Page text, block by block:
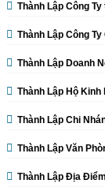
Thành Lập Công
Thành Lập Công Ty
Thành Lập Doanh
Thành Lập Hộ Kinh
Thành Lập Chi
Thành Lập Văn
Thành Lập Địa